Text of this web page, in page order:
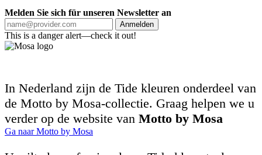
Melden Sie sich für unseren Newsletter an
Anmelden
This is a danger alert—check it out!
In Nederland zijn de Tide kleuren onderdeel van
de Motto by Mosa-collectie. Graag helpen we u
verder op de website van Motto by Mosa
Ga naar Motto by Mosa